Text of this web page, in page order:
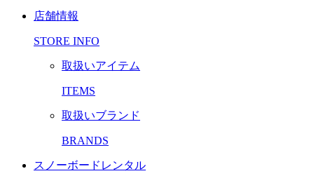
店舗情報
STORE INFO
取扱いアイテム
ITEMS
取扱いブランド
BRANDS
スノーボードレンタル